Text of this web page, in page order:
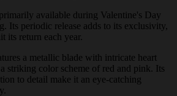
available during Valentine's Day
Its periodic release adds to its exclusivity,
its return each year.
a metallic blade with intricate heart
striking color scheme of red and pink. Its
to detail make it an eye-catching